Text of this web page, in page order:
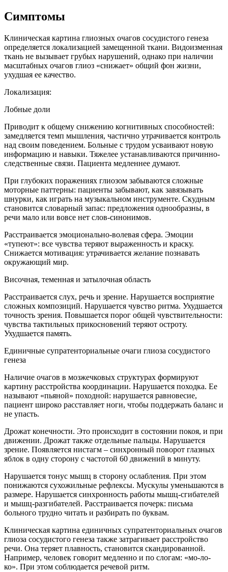
Симптомы
Клиническая картина глиозных очагов сосудистого генеза
определяется локализацией замещенной ткани. Видоизменная
ткань не вызывает грубых нарушений, однако при наличии
масштабных очагов глиоз «снижает» общий фон жизни,
ухудшая ее качество.
Локализация:
Лобные доли
Приводит к общему снижению когнитивных способностей:
замедляется темп мышления, частично утрачивается контроль
над своим поведением. Больные с трудом усваивают новую
информацию и навыки. Тяжелее устанавливаются причинно-
следственные связи. Пациента медленнее думают.
При глубоких поражениях глиозом забываются сложные
моторные паттерны: пациенты забывают, как завязывать
шнурки, как играть на музыкальном инструменте. Скудным
становится словарный запас: предложения однообразны, в
речи мало или вовсе нет слов-синонимов.
Расстраивается эмоционально-волевая сфера. Эмоции
«тупеют»: все чувства теряют выраженность и краску.
Снижается мотивация: утрачивается желание познавать
окружающий мир.
Височная, теменная и затылочная область
Расстраивается слух, речь и зрение. Нарушается восприятие
сложных композиций. Нарушается чувство ритма. Ухудшается
точность зрения. Повышается порог общей чувствительности:
чувства тактильных прикосновений теряют остроту.
Ухудшается память.
Единичные супратенториальные очаги глиоза сосудистого
генеза
Наличие очагов в мозжечковых структурах формируют
картину расстройства координации. Нарушается походка. Ее
называют «пьяной» походной: нарушается равновесие,
пациент широко расставляет ноги, чтобы поддержать баланс и
не упасть.
Дрожат конечности. Это происходит в состоянии покоя, и при
движении. Дрожат также отдельные пальцы. Нарушается
зрение. Появляется нистагм – синхронный поворот глазных
яблок в одну сторону с частотой 60 движений в минуту.
Нарушается тонус мышц в сторону ослабления. При этом
понижаются сухожильные рефлексы. Мускулы уменьшаются в
размере. Нарушается синхронность работы мышц-сгибателей
и мышц-разгибателей. Расстраивается почерк: письма
больного трудно читать и разбирать по буквам.
Клиническая картина единичных супратенториальных очагов
глиоза сосудистого генеза также затрагивает расстройство
речи. Она теряет плавность, становится скандированной.
Например, человек говорит медленно и по слогам: «мо-ло-
ко». При этом соблюдается речевой ритм.